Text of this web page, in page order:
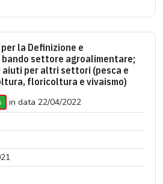
la Definizione e
settore agroalimentare;
aiuti per altri settori (pesca e
floricoltura e vivaismo)
in data 22/04/2022